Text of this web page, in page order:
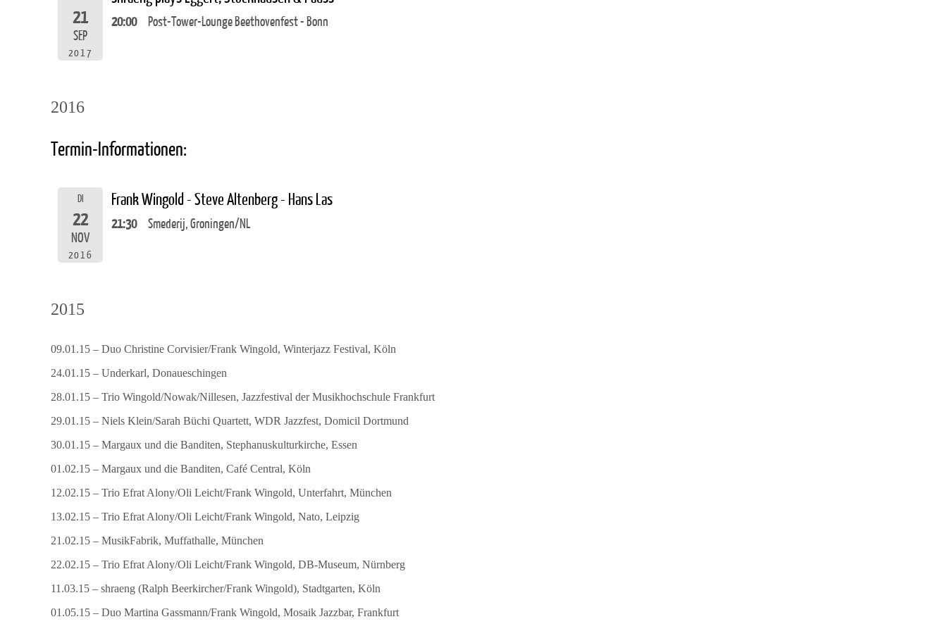
21
SEP
2017
20:00 Post-Tower-Lounge Beethovenfest - Bonn
2016
Termin-Informationen:
DI
22
NOV
2016
Frank Wingold - Steve Altenberg - Hans Las
21:30 Smederij, Groningen/NL
2015
09.01.15 – Duo Christine Corvisier/Frank Wingold, Winterjazz Festival, Köln
24.01.15 – Underkarl, Donaueschingen
28.01.15 – Trio Wingold/Nowak/Nillesen, Jazzfestival der Musikhochschule Frankfurt
29.01.15 – Niels Klein/Sarah Büchi Quartett, WDR Jazzfest, Domicil Dortmund
30.01.15 – Margaux und die Banditen, Stephanuskulturkirche, Essen
01.02.15 – Margaux und die Banditen, Café Central, Köln
12.02.15 – Trio Efrat Alony/Oli Leicht/Frank Wingold, Unterfahrt, München
13.02.15 – Trio Efrat Alony/Oli Leicht/Frank Wingold, Nato, Leipzig
21.02.15 – MusikFabrik, Muffathalle, München
22.02.15 – Trio Efrat Alony/Oli Leicht/Frank Wingold, DB-Museum, Nürnberg
11.03.15 – shraeng (Ralph Beerkircher/Frank Wingold), Stadtgarten, Köln
01.05.15 – Duo Martina Gassmann/Frank Wingold, Mosaik Jazzbar, Frankfurt